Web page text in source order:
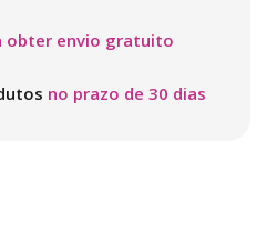
obter envio gratuito
no prazo de 30 dias